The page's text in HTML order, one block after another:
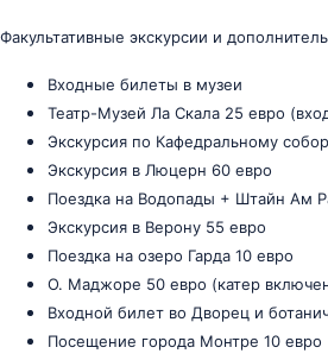
Факультативные экскурсии и
Входные билеты в музеи
Театр-Музей Ла Скала 25 евро
Экскурсия по Кафедральному
Экскурсия в Люцерн 60 евро
Поездка на Водопады + Штайн Ам
Экскурсия в Верону 55 евро
Поездка на озеро Гарда 10 евро
О. Маджоре 50 евро (катер
Входной билет во Дворец и
Посещение города Монтре 10 евро